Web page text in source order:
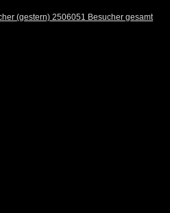
(gestern) 2506051 Besucher gesamt